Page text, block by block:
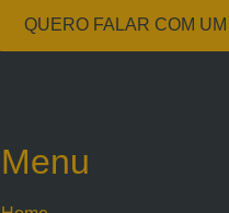
QUERO FALAR COM
Menu